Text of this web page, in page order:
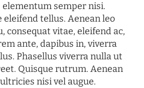
elementum semper nisi.
tellus. Aenean leo
consequat vitae, eleifend ac,
ante, dapibus in, viverra
Phasellus viverra nulla ut
Quisque rutrum. Aenean
nisi vel augue.